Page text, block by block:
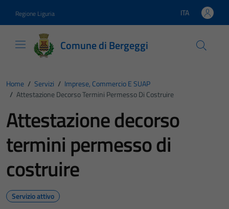
Regione Liguria Lingua attiva:
ITA
Comune di Bergeggi
Home / Servizi / Imprese, Commercio E SUAP
/ Attestazione Decorso Termini Permesso Di Costruire
Attestazione decorso
termini permesso di
costruire
Servizio attivo